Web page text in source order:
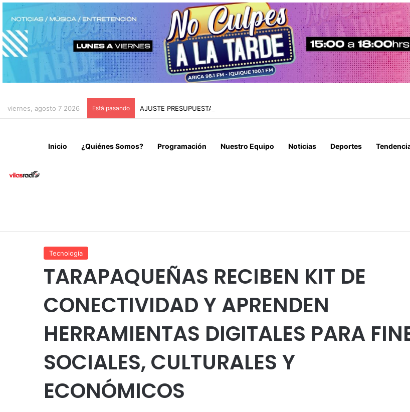
viernes, agosto 7 2026 Está pasando AJUSTE PRESUPUESTARIO OBLIGA A RESTRINGIR LA ATENCIÓN EN CONSULTORIOS
Inicio ¿Quiénes Somos? Programación Nuestro Equipo Noticias Deportes
Tecnología
TARAPAQUEÑAS RECIBEN KIT DE
CONECTIVIDAD Y APRENDEN
HERRAMIENTAS DIGITALES PARA
SOCIALES, CULTURALES Y
ECONÓMICOS